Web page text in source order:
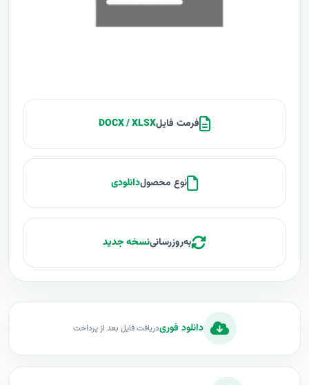
فرمت فایلDOCX / XLSX
نوع محصولدانلودی
به‌روزرسانینسخه جدید
دانلود فوریدریافت فایل بعد از پرداخت